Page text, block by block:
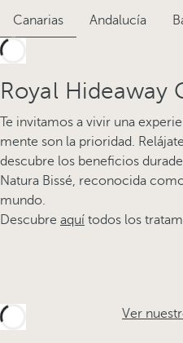
Canarias Andalucía
Royal Hideaway
Te invitamos a vivir una
mente son la prioridad.
descubre los beneficios
Natura Bissé, reconocida
mundo.
Descubre aquí todos los
Ver